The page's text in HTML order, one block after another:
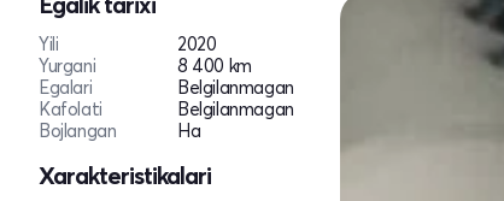
Yili
2020
Yurgani
8 400 km
Egalari
Belgilanmagan
Kafolati
Belgilanmagan
Bojlangan
Ha
Xarakteristikalari